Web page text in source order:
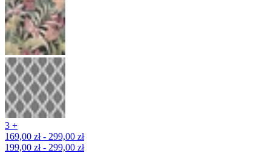
3 +
169,00 zł - 299,00 zł
199,00 zł - 299,00 zł